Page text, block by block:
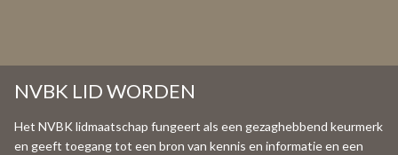
NVBK LID WORDEN
Het NVBK lidmaatschap fungeert als een gezaghebbend keurmerk
en geeft toegang tot een bron van kennis en informatie en een